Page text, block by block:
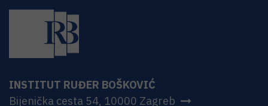
INSTITUT RUĐER BOŠKOVIĆ
Bijenička cesta 54, 10000 Zagreb